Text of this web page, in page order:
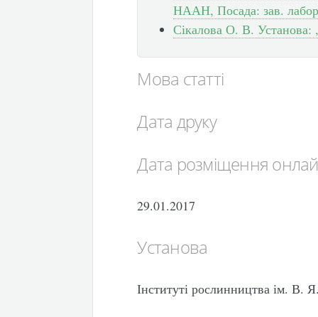
НААН, Посада: зав.
Сікалова О. В. Установа:
Мова статті
Дата друку
Дата розміщення
29.01.2017
Установа
Інституті рослинництва ім.